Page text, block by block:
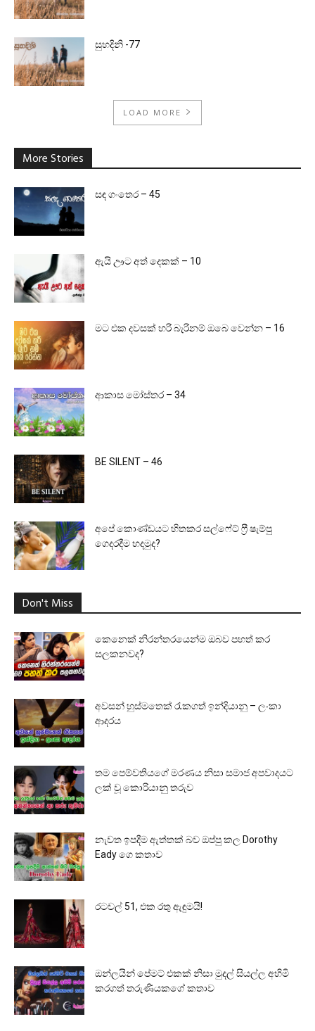
සුහදිනි -77
LOAD MORE
More Stories
සඳ ගංතෙර – 45
ඇයි ඌට අත් දෙකක් – 10
මට එක දවසක් හරි බැරිනම් ඔබෙ වෙන්න – 16
ආකාස මෝස්තර – 34
BE SILENT – 46
අපේ කොණ්ඩයට හිතකර සල්ෆේට් ෆ්‍රී ෂැම්පු
ගෙදරදීම හදමුද?
Don't Miss
කෙනෙක් නිරන්තරයෙන්ම ඔබව පහත් කර
සලකනවද?
අවසන් හුස්මතෙක් රැකගත් ඉන්දියානු – ලංකා
ආදරය
තම පෙම්වතියගේ මරණය නිසා සමාජ අපවාදයට
ලක් වූ කොරියානු තරුව
නැවත ඉපදීම ඇත්තක් බව ඔප්පු කල Dorothy
Eady ගෙ කතාව
රටවල් 51, එක රතු ඇඳුමයි!
ඔන්ලයින් පේමට් එකක් නිසා මුදල් සියල්ල අහිමි
කරගත් තරුණියකගේ කතාව